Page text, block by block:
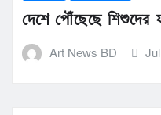
দেশে পৌঁছেছে শিশুদের
Art News BD